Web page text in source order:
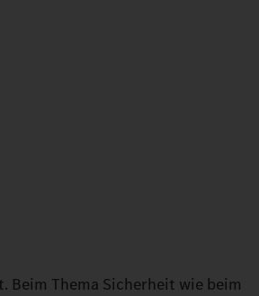
Beim Thema Sicherheit wie beim